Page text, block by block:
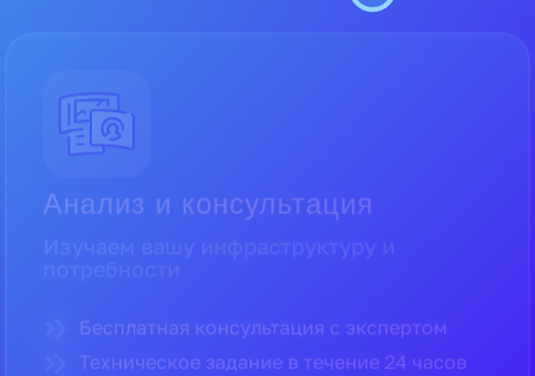
оборудование